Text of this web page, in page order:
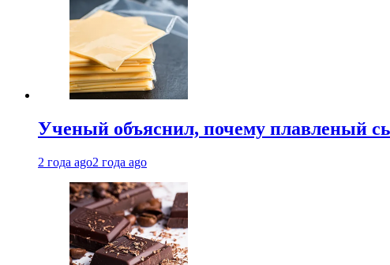
Ученый объяснил, почему плавленый
2 года ago2 года ago